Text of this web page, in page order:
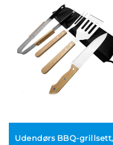
Udendørs BBQ-grillsett,